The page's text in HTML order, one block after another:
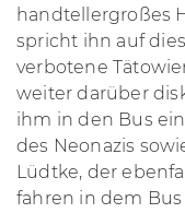
handtellergroßes
spricht ihn auf
verbotene
weiter darüber
ihm in den Bus
des Neonazis
Lüdtke, der
fahren in dem